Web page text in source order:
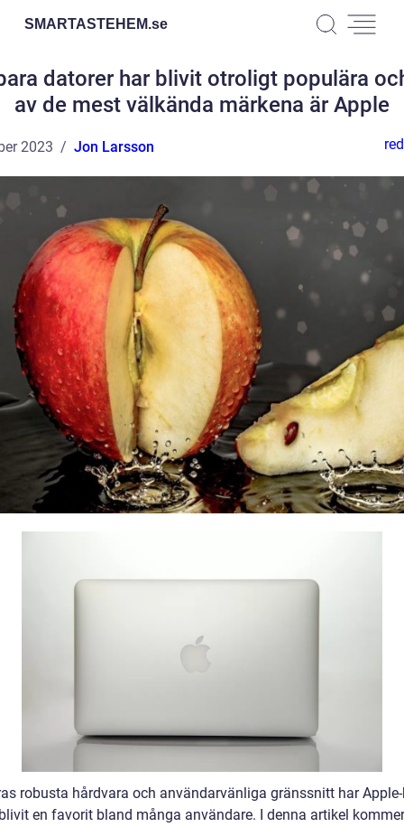
SMARTASTEHEM.se
datorer har blivit otroligt populära
av de mest välkända märkena är Apple
2023 Jon Larsson
robusta hårdvara och användarvänliga gränssnitt har
en favorit bland många användare. I denna artikel